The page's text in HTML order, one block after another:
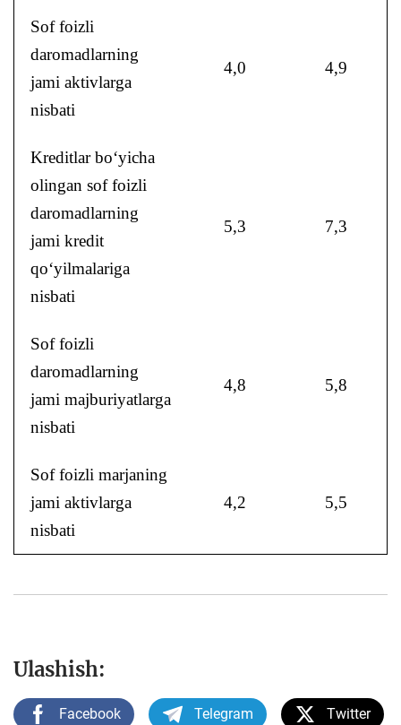
Sof foizli
daromadlarning
jami aktivlarga
nisbati
4,0 4,9
Kreditlar bo‘yicha
olingan sof foizli
daromadlarning
jami kredit
qo‘yilmalariga
nisbati
5,3 7,3
Sof foizli
daromadlarning
jami majburiyatlarga
nisbati
4,8 5,8
Sof foizli marjaning
jami aktivlarga
nisbati
4,2 5,5
Ulashish:
Facebook Telegram Twitter